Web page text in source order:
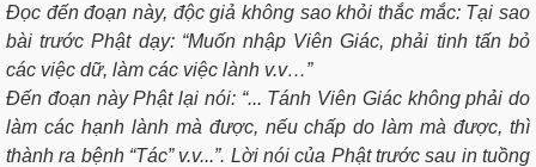
Ðọc đến đoạn này, độc giả không sao khỏi thắc mắc: Tại sao
bài trước Phật dạy: “Muốn nhập Viên Giác, phải tinh tấn bỏ
các việc dữ, làm các việc lành v.v…”
Đến đoạn này Phật lại nói: “... Tánh Viên Giác không phải do
làm các hạnh lành mà được, nếu chấp do làm mà được, thì
thành ra bệnh “Tác” v.v...”. Lời nói của Phật trước sau in tuồng